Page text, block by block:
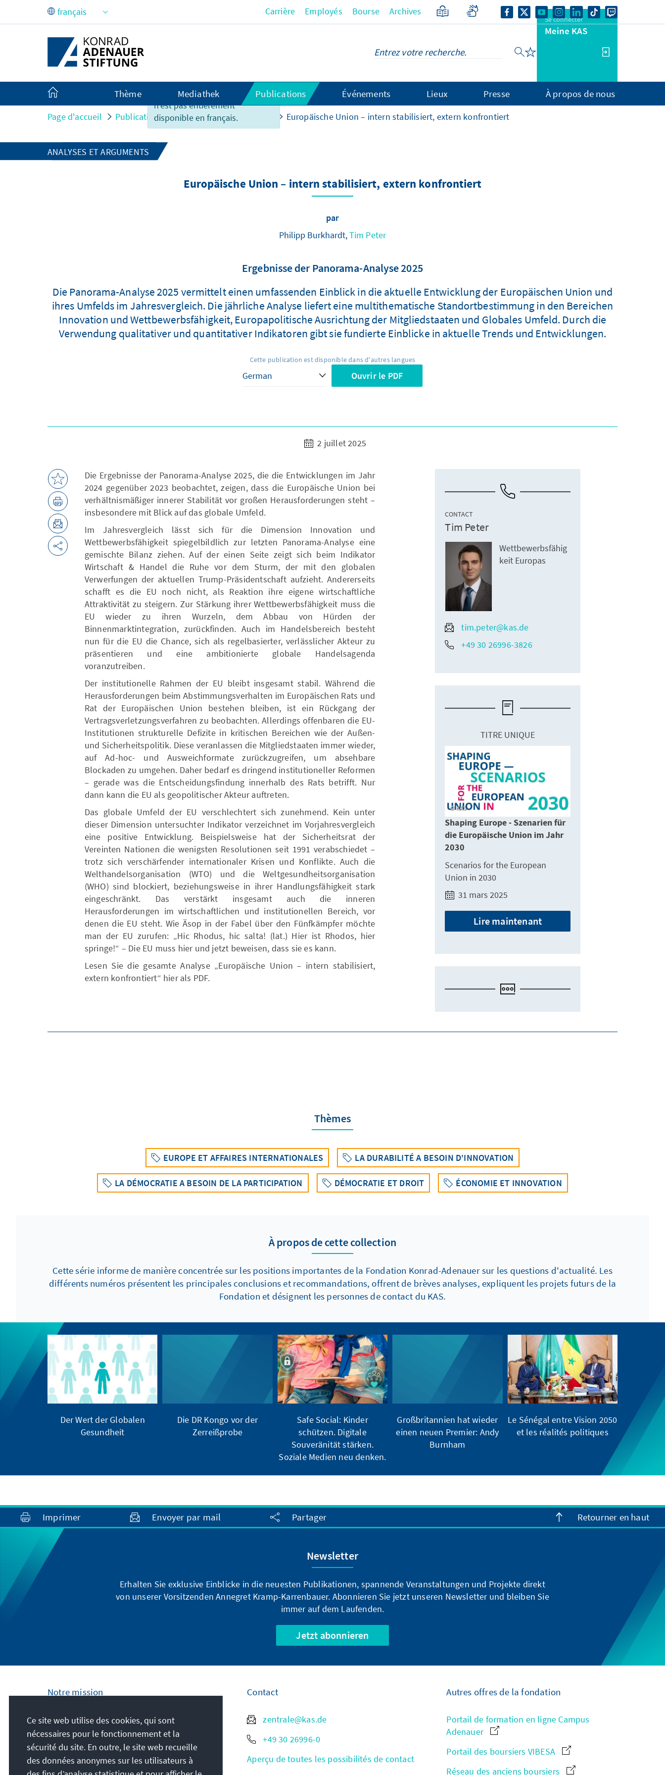
Saut au contenu principal
Malheureusement, ce contenu
n'est pas entièrement
disponible en français.
Carrière Employés Bourse Archives
Se connecter
Meine KAS
Thème Mediathek Publications Événements Lieux Presse À propos de nous
Page d'accueil Publications Analysen und Argumente Europäische Union – intern stabilisiert, extern konfrontiert
ANALYSES ET ARGUMENTS
Europäische Union – intern stabilisiert, extern konfrontiert
par
Philipp Burkhardt,Tim Peter
Ergebnisse der Panorama-Analyse 2025
Die Panorama-Analyse 2025 vermittelt einen umfassenden Einblick in die aktuelle Entwicklung der Europäischen Union und
ihres Umfelds im Jahresvergleich. Die jährliche Analyse liefert eine multithematische Standortbestimmung in den Bereichen
Innovation und Wettbewerbsfähigkeit, Europapolitische Ausrichtung der Mitgliedstaaten und Globales Umfeld. Durch die
Verwendung qualitativer und quantitativer Indikatoren gibt sie fundierte Einblicke in aktuelle Trends und Entwicklungen.
Cette publication est disponible dans d'autres langues
Ouvrir le PDF
2 juillet 2025
Die Ergebnisse der Panorama-Analyse 2025, die die Entwicklungen im Jahr
2024 gegenüber 2023 beobachtet, zeigen, dass die Europäische Union bei
verhältnismäßiger innerer Stabilität vor großen Herausforderungen steht –
insbesondere mit Blick auf das globale Umfeld.
Im Jahresvergleich lässt sich für die Dimension Innovation und
Wettbewerbsfähigkeit spiegelbildlich zur letzten Panorama-Analyse eine
gemischte Bilanz ziehen. Auf der einen Seite zeigt sich beim Indikator
Wirtschaft & Handel die Ruhe vor dem Sturm, der mit den globalen
Verwerfungen der aktuellen Trump-Präsidentschaft aufzieht. Andererseits
schafft es die EU noch nicht, als Reaktion ihre eigene wirtschaftliche
Attraktivität zu steigern. Zur Stärkung ihrer Wettbewerbsfähigkeit muss die
EU wieder zu ihren Wurzeln, dem Abbau von Hürden der
Binnenmarktintegration, zurückfinden. Auch im Handelsbereich besteht
nun für die EU die Chance, sich als regelbasierter, verlässlicher Akteur zu
präsentieren und eine ambitionierte globale Handelsagenda
voranzutreiben.
Der institutionelle Rahmen der EU bleibt insgesamt stabil. Während die
Herausforderungen beim Abstimmungsverhalten im Europäischen Rats und
Rat der Europäischen Union bestehen bleiben, ist ein Rückgang der
Vertragsverletzungsverfahren zu beobachten. Allerdings offenbaren die EU-
Institutionen strukturelle Defizite in kritischen Bereichen wie der Außen-
und Sicherheitspolitik. Diese veranlassen die Mitgliedstaaten immer wieder,
auf Ad-hoc- und Ausweichformate zurückzugreifen, um absehbare
Blockaden zu umgehen. Daher bedarf es dringend institutioneller Reformen
– gerade was die Entscheidungsfindung innerhalb des Rats betrifft. Nur
dann kann die EU als geopolitischer Akteur auftreten.
Das globale Umfeld der EU verschlechtert sich zunehmend. Kein unter
dieser Dimension untersuchter Indikator verzeichnet im Vorjahresvergleich
eine positive Entwicklung. Beispielsweise hat der Sicherheitsrat der
Vereinten Nationen die wenigsten Resolutionen seit 1991 verabschiedet –
trotz sich verschärfender internationaler Krisen und Konflikte. Auch die
Welthandelsorganisation (WTO) und die Weltgesundheitsorganisation
(WHO) sind blockiert, beziehungsweise in ihrer Handlungsfähigkeit stark
eingeschränkt. Das verstärkt insgesamt auch die inneren
Herausforderungen im wirtschaftlichen und institutionellen Bereich, vor
denen die EU steht. Wie Äsop in der Fabel über den Fünfkämpfer möchte
man der EU zurufen: „Hic Rhodus, hic salta! (lat.) Hier ist Rhodos, hier
springe!“ – Die EU muss hier und jetzt beweisen, dass sie es kann.
Lesen Sie die gesamte Analyse „Europäische Union – intern stabilisiert,
extern konfrontiert“ hier als PDF.
CONTACT
Tim Peter
Wettbewerbsfähig
keit Europas
tim.peter@kas.de
+49 30 26996-3826
TITRE UNIQUE
KAS
Shaping Europe - Szenarien für
die Europäische Union im Jahr
2030
Scenarios for the European
Union in 2030
31 mars 2025
Lire maintenant
Thèmes
EUROPE ET AFFAIRES INTERNATIONALES LA DURABILITÉ A BESOIN D'INNOVATION
LA DÉMOCRATIE A BESOIN DE LA PARTICIPATION DÉMOCRATIE ET DROIT ÉCONOMIE ET INNOVATION
À propos de cette collection
Cette série informe de manière concentrée sur les positions importantes de la Fondation Konrad-Adenauer sur les questions d'actualité. Les
différents numéros présentent les principales conclusions et recommandations, offrent de brèves analyses, expliquent les projets futurs de la
Fondation et désignent les personnes de contact du KAS.
Der Wert der Globalen
Gesundheit
Die DR Kongo vor der
Zerreißprobe
Safe Social: Kinder
schützen. Digitale
Souveränität stärken.
Soziale Medien neu denken.
Großbritannien hat wieder
einen neuen Premier: Andy
Burnham
Le Sénégal entre Vision 2050
et les réalités politiques
Imprimer Envoyer par mail Partager Retourner en haut
Newsletter
Erhalten Sie exklusive Einblicke in die neuesten Publikationen, spannende Veranstaltungen und Projekte direkt
von unserer Vorsitzenden Annegret Kramp-Karrenbauer. Abonnieren Sie jetzt unseren Newsletter und bleiben Sie
immer auf dem Laufenden.
Jetzt abonnieren
Notre mission
La Fondation Konrad Adenauer s'engage au
plan national et international en proposant
des formations politiques au service de la
paix, de la liberté et de la justice. Nous
défendons activement les libertés
Contact
zentrale@kas.de
+49 30 26996-0
Aperçu de toutes les possibilités de contact
Autres offres de la fondation
Portail de formation en ligne Campus
Adenauer
Portail des boursiers VIBESA
Réseau des anciens boursiers
Ce site web utilise des cookies, qui sont
nécessaires pour le fonctionnement et la
sécurité du site. En outre, le site web recueille
des données anonymes sur les utilisateurs à